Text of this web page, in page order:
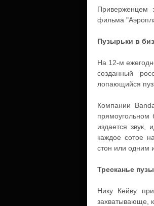
Приверженцем
фильма
Пузырьки в
На 12-м
созданный
лопающийся
Компании
прямоугольном
издается звук,
каждое сотое
стон или одним
Тресканье
Нику Кейву
захватывающе,